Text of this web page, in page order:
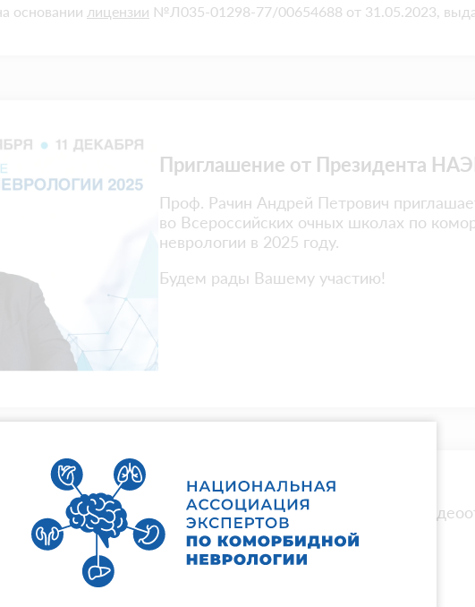
основании лицензии №Л035-01298-77/00654688 от 31.05.2023,
Приглашение от Президента
Проф. Рачин Андрей Петрович
во Всероссийских очных школах по
неврологии в 2025 году.
Будем рады Вашему участию!
Представляем Вашему вниманию
ранее прошедших мероприятий.
Обещаем - будет еще интереснее!